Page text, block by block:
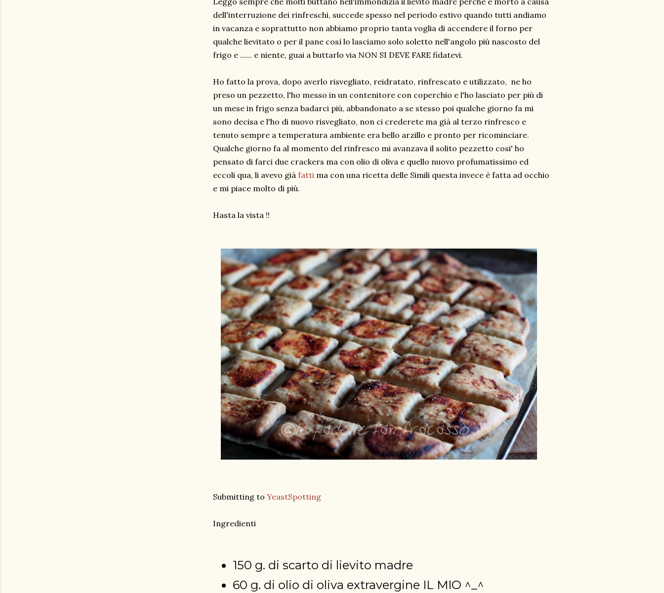
dell'interruzione dei rinfreschi, succede spesso nel periodo estivo quando tutti andiamo
in vacanza e soprattutto non abbiamo proprio tanta voglia di accendere il forno per
qualche lievitato o per il pane così lo lasciamo solo soletto nell'angolo più nascosto del
frigo e ...... e niente, guai a buttarlo via NON SI DEVE FARE fidatevi.
Ho fatto la prova, dopo averlo risvegliato, reidratato, rinfrescato e utilizzato, ne ho
preso un pezzetto, l'ho messo in un contenitore con coperchio e l'ho lasciato per più di
un mese in frigo senza badarci più, abbandonato a se stesso poi qualche giorno fa mi
sono decisa e l'ho di nuovo risvegliato, non ci crederete ma già al terzo rinfresco e
tenuto sempre a temperatura ambiente era bello arzillo e pronto per ricominciare.
Qualche giorno fa al momento del rinfresco mi avanzava il solito pezzetto cosi' ho
pensato di farci due crackers ma con olio di oliva e quello nuovo profumatissimo ed
eccoli qua, li avevo già fatti ma con una ricetta delle Simili questa invece è fatta ad occhio
e mi piace molto di più.
Hasta la vista !!
Submitting to YeastSpotting
Ingredienti
150 g. di scarto di lievito madre
60 g. di olio di oliva extravergine IL MIO ^_^